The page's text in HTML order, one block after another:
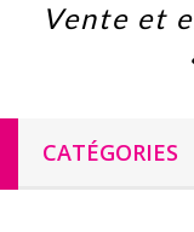
Vente et
CATÉGORIES